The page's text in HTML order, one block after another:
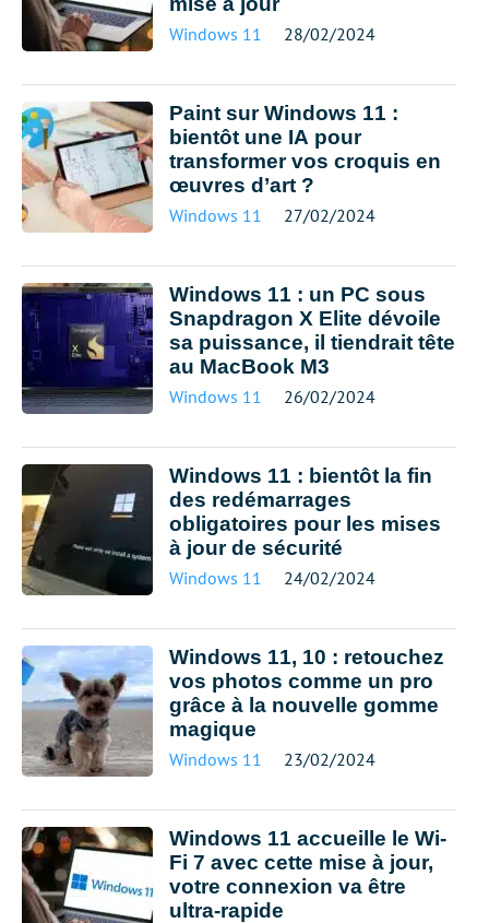
Windows 11 28/02/2024
Paint sur Windows 11 :
bientôt une IA pour
transformer vos croquis en
œuvres d’art ?
Windows 11 27/02/2024
Windows 11 : un PC sous
Snapdragon X Elite dévoile
sa puissance, il tiendrait tête
au MacBook M3
Windows 11 26/02/2024
Windows 11 : bientôt la fin
des redémarrages
obligatoires pour les mises
à jour de sécurité
Windows 11 24/02/2024
Windows 11, 10 : retouchez
vos photos comme un pro
grâce à la nouvelle gomme
magique
Windows 11 23/02/2024
Windows 11 accueille le Wi-
Fi 7 avec cette mise à jour,
votre connexion va être
ultra-rapide